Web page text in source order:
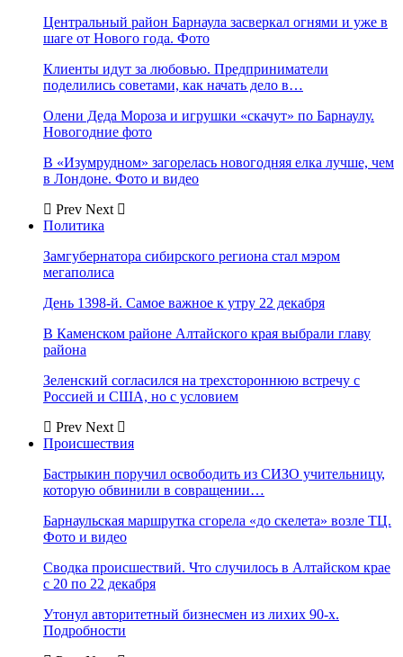
Центральный район Барнаула засверкал огнями и уже в
шаге от Нового года. Фото
Клиенты идут за любовью. Предприниматели
поделились советами, как начать дело в…
Олени Деда Мороза и игрушки «скачут» по Барнаулу.
Новогодние фото
В «Изумрудном» загорелась новогодняя елка лучше, чем
в Лондоне. Фото и видео
Prev Next
Политика
Замгубернатора сибирского региона стал мэром
мегаполиса
День 1398-й. Самое важное к утру 22 декабря
В Каменском районе Алтайского края выбрали главу
района
Зеленский согласился на трехстороннюю встречу с
Россией и США, но с условием
Prev Next
Происшествия
Бастрыкин поручил освободить из СИЗО учительницу,
которую обвинили в совращении…
Барнаульская маршрутка сгорела «до скелета» возле ТЦ.
Фото и видео
Сводка происшествий. Что случилось в Алтайском крае
с 20 по 22 декабря
Утонул авторитетный бизнесмен из лихих 90-х.
Подробности